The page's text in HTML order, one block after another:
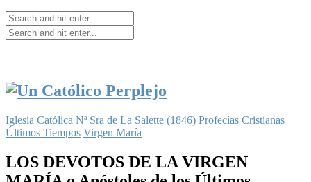
Iglesia Católica Nª Sra de La Salette (1846) Profecías Cristianas
Últimos Tiempos Virgen María
LOS DEVOTOS DE LA VIRGEN